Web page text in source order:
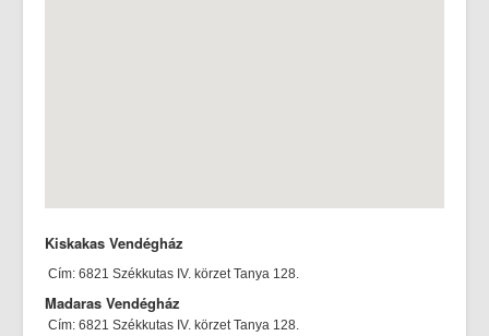
Kiskakas Vendégház
Cím: 6821 Székkutas IV. körzet Tanya 128.
Madaras Vendégház
Cím: 6821 Székkutas IV. körzet Tanya 128.